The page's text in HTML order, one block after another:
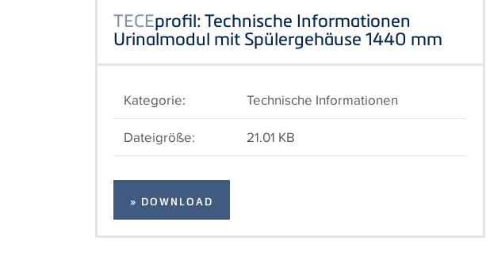
TECEprofil: Technische Informationen
Urinalmodul mit Spülergehäuse 1440 mm
Kategorie:
Technische Informationen
Dateigröße:
21.01 KB
» DOWNLOAD